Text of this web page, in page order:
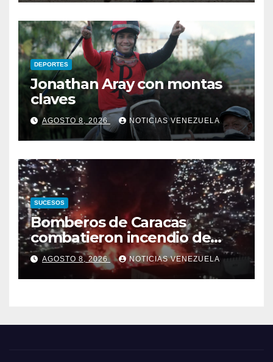
DEPORTES
Jonathan Aray con montas
claves
AGOSTO 8, 2026 NOTICIAS VENEZUELA
SUCESOS
Bomberos de Caracas
combatieron incendio de
gran magnitud en zona
industrial de El Llanito
AGOSTO 8, 2026 NOTICIAS VENEZUELA